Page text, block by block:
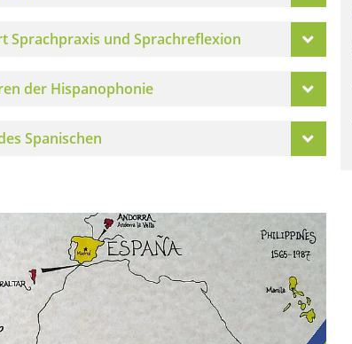
Sprachpraxis und Sprachreflexion
der Hispanophonie
Spanischen